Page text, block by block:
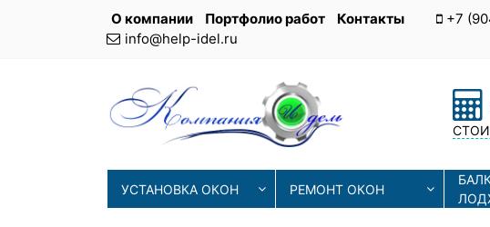
О компании Портфолио работ Контакты +7
info@help-idel.ru
УСТАНОВКА ОКОН РЕМОНТ ОКОН